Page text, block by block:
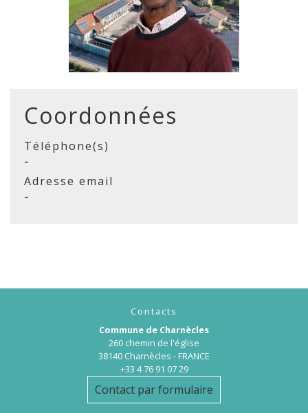
Coordonnées
Téléphone(s)
-
Adresse email
-
Contacts
Commune de Charnècles
260 chemin de l'église
38140 Charnècles - FRANCE
+33 4 76 91 07 29
Contact par formulaire